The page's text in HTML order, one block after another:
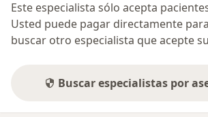
Este especialista sólo acepta
Usted puede pagar directamente
buscar otro especialista que acepte
Buscar especialistas por